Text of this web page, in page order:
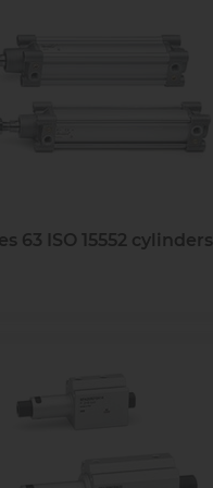
63 ISO 15552 cylinders